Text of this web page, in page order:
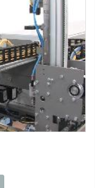
ERGON-PID SBP
-Água mineral-